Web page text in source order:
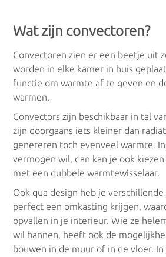
Wandverwarming
Plafondverwarming
Radiatoren
Elektrische radiatoren
Handdoekradiatoren
Warmtepompen
Wat zijn convectoren?
Convectoren zien er een beetje uit
worden in elke kamer in huis
functie om warmte af te geven en
warmen.
Convectors zijn beschikbaar in tal
zijn doorgaans iets kleiner dan
genereren toch evenveel warmte.
vermogen wil, dan kan je ook
met een dubbele warmtewisselaar.
Ook qua design heb je
perfect een omkasting krijgen,
opvallen in je interieur. Wie ze
wil bannen, heeft ook de
bouwen in de muur of in de vloer.